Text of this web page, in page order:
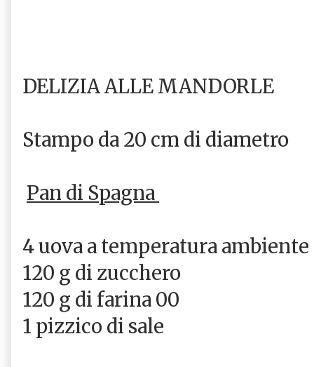
DELIZIA ALLE MANDORLE
Stampo da 20 cm di diametro
Pan di Spagna
4 uova a temperatura ambiente
120 g di zucchero
120 g di farina 00
1 pizzico di sale